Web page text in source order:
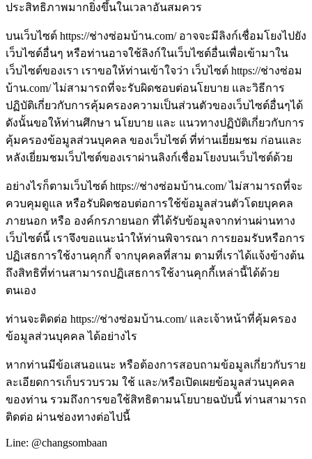
ประสิทธิภาพมากยิ่งขึ้นในเวลาอันสมควร
บนเว็บไซต์ https://ช่างซ่อมบ้าน.com/ อาจจะมีลิงก์เชื่อมโยงไปยัง
เว็บไซต์อื่นๆ หรือท่านอาจใช้ลิงก์ในเว็บไซต์อื่นเพื่อเข้ามาใน
เว็บไซต์ของเรา เราขอให้ท่านเข้าใจว่า เว็บไซต์ https://ช่างซ่อม
บ้าน.com/ ไม่สามารถที่จะรับผิดชอบต่อนโยบาย และวิธีการ
ปฏิบัติเกี่ยวกับการคุ้มครองความเป็นส่วนตัวของเว็บไซต์อื่นๆได้
ดังนั้นขอให้ท่านศึกษา นโยบาย และ แนวทางปฏิบัติเกี่ยวกับการ
คุ้มครองข้อมูลส่วนบุคคล ของเว็บไซต์ ที่ท่านเยี่ยมชม ก่อนและ
หลังเยี่ยมชมเว็บไซต์ของเราผ่านลิงก์เชื่อมโยงบนเว็บไซต์ด้วย
อย่างไรก็ตามเว็บไซต์ https://ช่างซ่อมบ้าน.com/ ไม่สามารถที่จะ
ควบคุมดูแล หรือรับผิดชอบต่อการใช้ข้อมูลส่วนตัวโดยบุคคล
ภายนอก หรือ องค์กรภายนอก ที่ได้รับข้อมูลจากท่านผ่านทาง
เว็บไซต์นี้ เราจึงขอแนะนำให้ท่านพิจารณา การยอมรับหรือการ
ปฏิเสธการใช้งานคุกกี้ จากบุคคลที่สาม ตามที่เราได้แจ้งข้างต้น
ถึงสิทธิที่ท่านสามารถปฏิเสธการใช้งานคุกกี้เหล่านี้ได้ด้วย
ตนเอง
ท่านจะติดต่อ https://ช่างซ่อมบ้าน.com/ และเจ้าหน้าที่คุ้มครอง
ข้อมูลส่วนบุคคล ได้อย่างไร
หากท่านมีข้อเสนอแนะ หรือต้องการสอบถามข้อมูลเกี่ยวกับราย
ละเอียดการเก็บรวบรวม ใช้ และ/หรือเปิดเผยข้อมูลส่วนบุคคล
ของท่าน รวมถึงการขอใช้สิทธิตามนโยบายฉบับนี้ ท่านสามารถ
ติดต่อ ผ่านช่องทางต่อไปนี้
Line: @changsombaan